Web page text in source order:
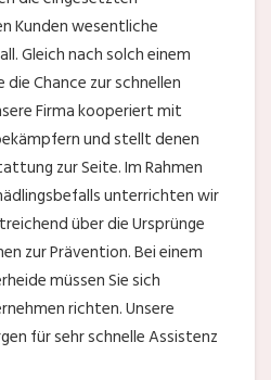
Kunden wesentliche
Gleich nach solch einem
Chance zur schnellen
Firma kooperiert mit
und stellt denen
zur Seite. Im Rahmen
unterrichten wir
über die Ursprünge
zur Prävention. Bei einem
müssen Sie sich
richten. Unsere
für sehr schnelle Assistenz